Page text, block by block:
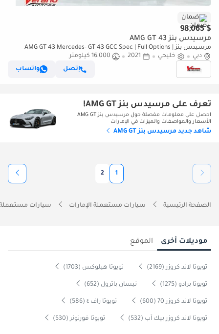
ضمان
$ 98,065
مرسيدس بنز AMG GT 43
مرسيدس بنز AMG GT 43 Mercedes- GT 43 GCC Spec | Full Options |
Under Warranty Service Contract
دبي خليجي 2021
16,000 كيلومتر
إتصل
واتساب
تعرف على مرسيدس بنز AMG GT!
احصل على معلومات مفصلة حول مرسيدس بنز AMG GT
الأسعار والمواصفات والميزات في الإمارات
شاهد جديد مرسيدس بنز AMG GT
1
2
الصفحة الرئيسية سيارات مستعملة الإمارات سيارات
موديلات أخرى الموقع
تويوتا لاند كروزر (2169) تويوتا هيلوكس (1703)
تويوتا برادو (1275) نيسان باترول (652)
تويوتا لاند كروزر 70 (600) تويوتا راف ٤ (586)
تويوتا لاند كروزر بيك آب (532) تويوتا فورتونر (530)